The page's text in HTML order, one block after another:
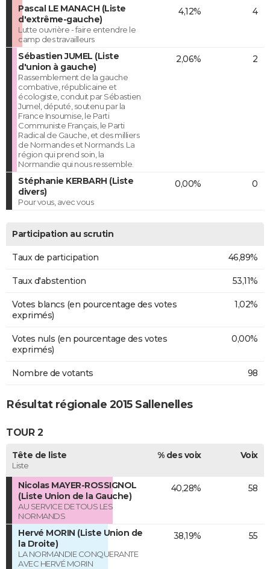
Pascal LE MANACH (Liste
d'extrême-gauche)
Lutte ouvrière - faire entendre le
camp des travailleurs
4,12% 4
Sébastien JUMEL (Liste
d'union à gauche)
Rassemblement de la gauche
combative, républicaine et
écologiste, conduit par Sébastien
Jumel, député, soutenu par la
France Insoumise, le Parti
Communiste Français, le Parti
Radical de Gauche, et des milliers
de Normandes et Normands. La
région qui prend soin, la
Normandie qui nous ressemble.
2,06% 2
Stéphanie KERBARH (Liste
divers)
Pour vous, avec vous
0,00% 0
Participation au scrutin
Taux de participation 46,89%
Taux d'abstention 53,11%
Votes blancs (en pourcentage des votes
exprimés)
1,02%
Votes nuls (en pourcentage des votes
exprimés)
0,00%
Nombre de votants 98
Résultat régionale 2015 Sallenelles
TOUR 2
Tête de liste
Liste
% des voix Voix
Nicolas MAYER-ROSSIGNOL
(Liste Union de la Gauche)
AU SERVICE DE TOUS LES
NORMANDS
40,28% 58
Hervé MORIN (Liste Union de
la Droite)
LA NORMANDIE CONQUERANTE
AVEC HERVÉ MORIN
38,19% 55